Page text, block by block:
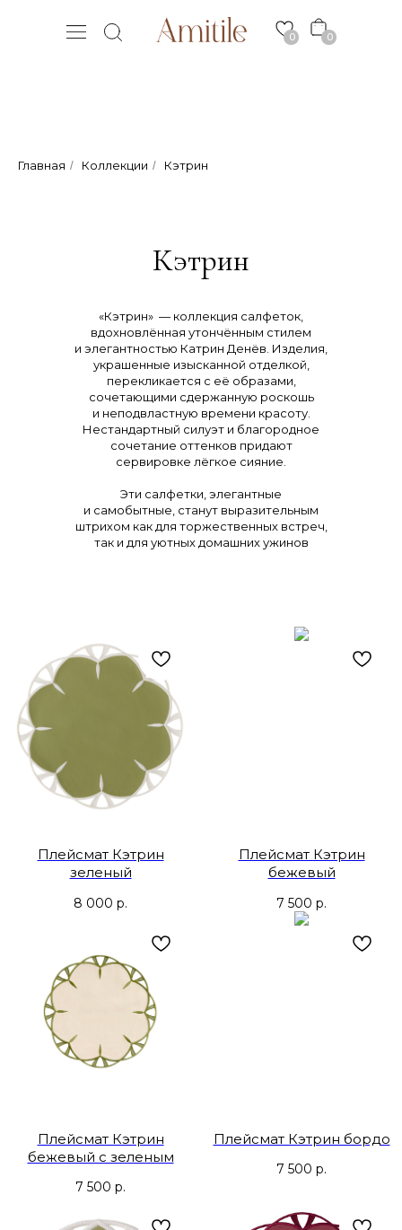
0
0
Главная / Коллекции / Кэтрин
«Кэтрин» — коллекция салфеток,
вдохновлённая утончённым стилем
и элегантностью Катрин Денёв. Изделия,
украшенные изысканной отделкой,
перекликается с её образами,
сочетающими сдержанную роскошь
и неподвластную времени красоту.
Нестандартный силуэт и благородное
сочетание оттенков придают
сервировке лёгкое сияние.
Эти салфетки, элегантные
и самобытные, станут выразительным
штрихом как для торжественных встреч,
так и для уютных домашних ужинов
Кэтрин
Плейсмат Кэтрин
зеленый
8 000 р.
Плейсмат Кэтрин
бежевый
7 500 р.
Плейсмат Кэтрин
бежевый с зеленым
7 500 р.
Плейсмат Кэтрин бордо
7 500 р.